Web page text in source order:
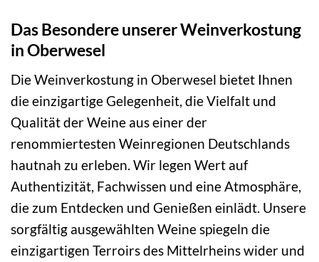
Das Besondere unserer Weinverkostung
in Oberwesel
Die Weinverkostung in Oberwesel bietet Ihnen
die einzigartige Gelegenheit, die Vielfalt und
Qualität der Weine aus einer der
renommiertesten Weinregionen Deutschlands
hautnah zu erleben. Wir legen Wert auf
Authentizität, Fachwissen und eine Atmosphäre,
die zum Entdecken und Genießen einlädt. Unsere
sorgfältig ausgewählten Weine spiegeln die
einzigartigen Terroirs des Mittelrheins wider und